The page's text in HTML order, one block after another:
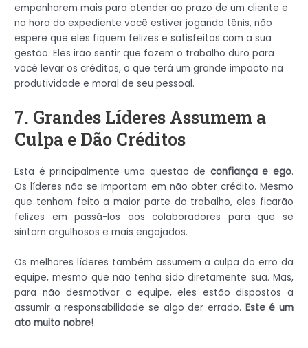
empenharem mais para atender ao prazo de um cliente e
na hora do expediente você estiver jogando tênis, não
espere que eles fiquem felizes e satisfeitos com a sua
gestão. Eles irão sentir que fazem o trabalho duro para
você levar os créditos, o que terá um grande impacto na
produtividade e moral de seu pessoal.
7. Grandes Líderes Assumem a
Culpa e Dão Créditos
Esta é principalmente uma questão de confiança e ego.
Os líderes não se importam em não obter crédito. Mesmo
que tenham feito a maior parte do trabalho, eles ficarão
felizes em passá-los aos colaboradores para que se
sintam orgulhosos e mais engajados.
Os melhores líderes também assumem a culpa do erro da
equipe, mesmo que não tenha sido diretamente sua. Mas,
para não desmotivar a equipe, eles estão dispostos a
assumir a responsabilidade se algo der errado. Este é um
ato muito nobre!